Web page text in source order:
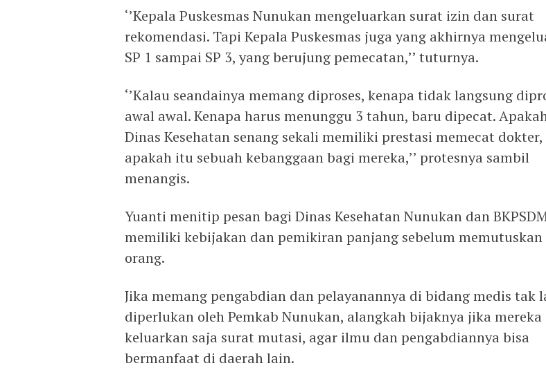
‘’Kepala Puskesmas Nunukan mengeluarkan surat izin dan surat
rekomendasi. Tapi Kepala Puskesmas juga yang akhirnya
SP 1 sampai SP 3, yang berujung pemecatan,’’ tuturnya.
‘’Kalau seandainya memang diproses, kenapa tidak langsung
awal awal. Kenapa harus menunggu 3 tahun, baru dipecat.
Dinas Kesehatan senang sekali memiliki prestasi memecat dokter,
apakah itu sebuah kebanggaan bagi mereka,’’ protesnya sambil
menangis.
Yuanti menitip pesan bagi Dinas Kesehatan Nunukan dan
memiliki kebijakan dan pemikiran panjang sebelum memutuskan
orang.
Jika memang pengabdian dan pelayanannya di bidang medis tak
diperlukan oleh Pemkab Nunukan, alangkah bijaknya jika mereka
keluarkan saja surat mutasi, agar ilmu dan pengabdiannya bisa
bermanfaat di daerah lain.